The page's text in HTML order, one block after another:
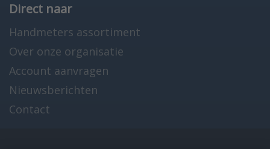
Direct naar
Handmeters assortiment
Over onze organisatie
Account aanvragen
Nieuwsberichten
Contact